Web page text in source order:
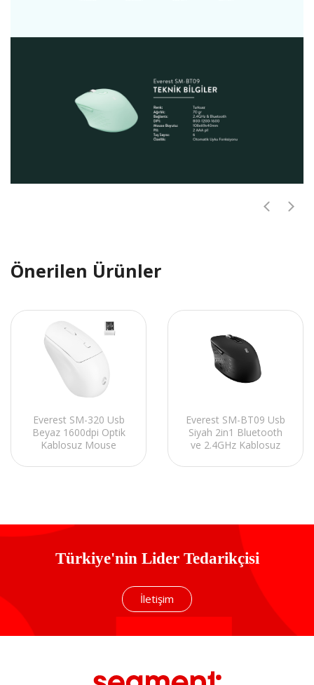
Önerilen Ürünler
Everest SM-320 Usb
Beyaz 1600dpi Optik
Kablosuz Mouse
Everest SM-BT09 Usb
Siyah 2in1 Bluetooth
ve 2.4GHz Kablosuz
Türkiye'nin Lider Tedarikçisi
İletişim